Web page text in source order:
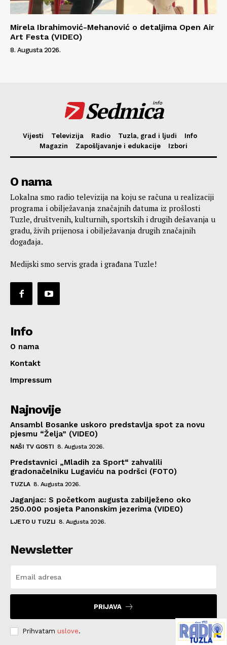
Mirela Ibrahimović-Mehanović o detaljima Open Air
Art Festa (VIDEO)
8. Augusta 2026.
Sedmica
info
Vijesti Televizija Radio Tuzla, grad i ljudi
Info
Magazin
Zapošljavanje i edukacije Izbori
O nama
Lokalna smo radio televizija na koju se računa u realizaciji
programa i obilježavanja značajnih datuma iz prošlosti
Tuzle, društvenih, kulturnih, sportskih i drugih dešavanja u
gradu, živih prijenosa i obilježavanja drugih značajnih
događaja.
Medijski smo servis grada i građana Tuzle!
Info
O nama
Kontakt
Impressum
Najnovije
Ansambl Bosanke uskoro predstavlja spot za novu
pjesmu “Želja” (VIDEO)
NAŠI TV GOSTI 8. Augusta 2026.
Predstavnici „Mladih za Sport“ zahvalili
gradonačelniku Lugaviću na podršci (FOTO)
TUZLA 8. Augusta 2026.
Jaganjac: S početkom augusta zabilježeno oko
250.000 posjeta Panonskim jezerima (VIDEO)
LJETO U TUZLI 8. Augusta 2026.
Newsletter
PRIJAVA
Prihvatam uslove.